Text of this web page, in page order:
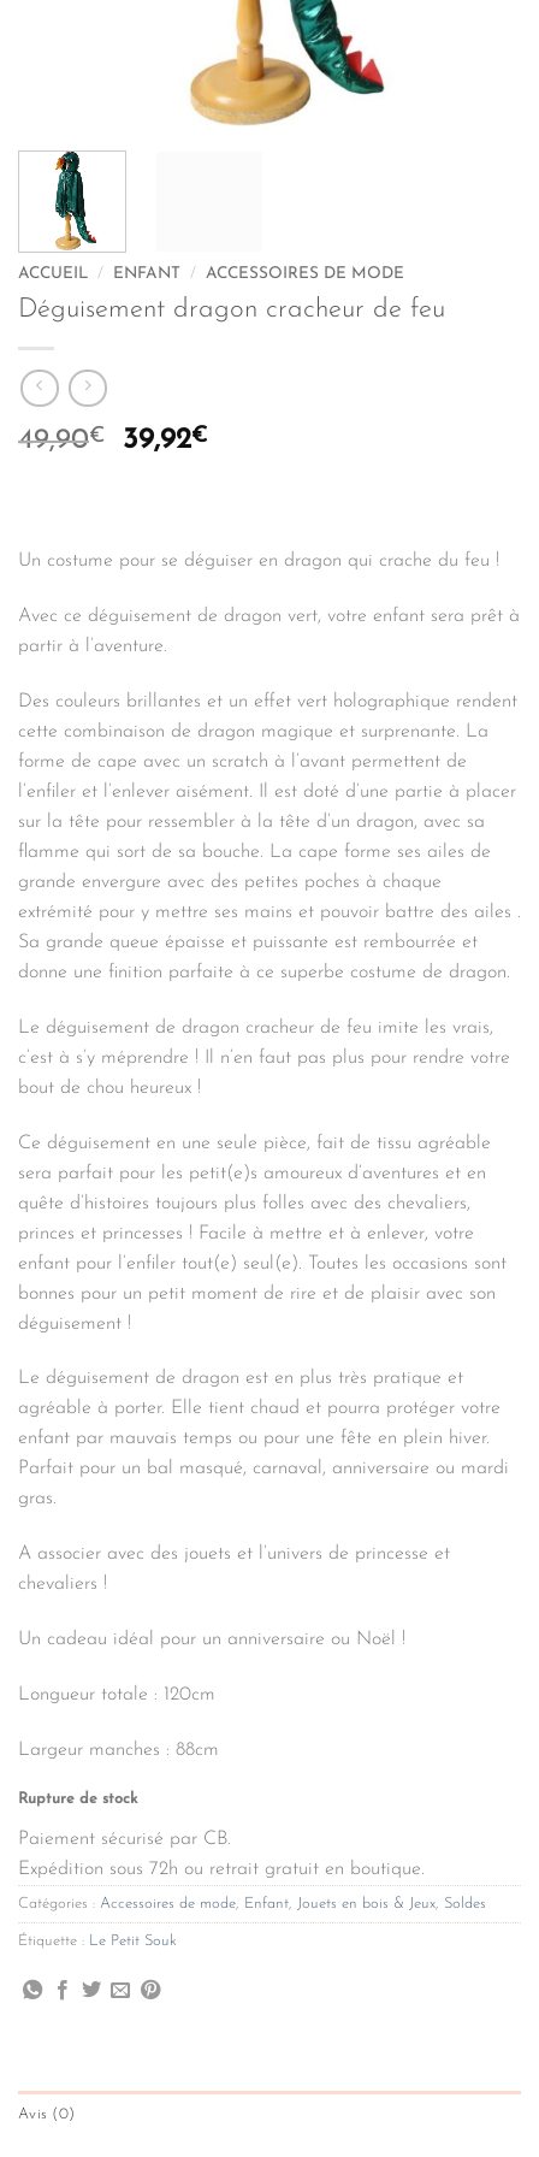
ACCUEIL / ENFANT / ACCESSOIRES DE MODE
Déguisement dragon cracheur de feu
49,90€
Le
49,90€.
39,92€Le
39,92€.
Un costume pour se déguiser en dragon qui crache du feu !
Avec ce déguisement de dragon vert, votre enfant sera prêt à
partir à l’aventure.
Des couleurs brillantes et un effet vert holographique rendent
cette combinaison de dragon magique et surprenante. La
forme de cape avec un scratch à l’avant permettent de
l’enfiler et l’enlever aisément. Il est doté d’une partie à placer
sur la tête pour ressembler à la tête d’un dragon, avec sa
flamme qui sort de sa bouche. La cape forme ses ailes de
grande envergure avec des petites poches à chaque
extrémité pour y mettre ses mains et pouvoir battre des ailes .
Sa grande queue épaisse et puissante est rembourrée et
donne une finition parfaite à ce superbe costume de dragon.
Le déguisement de dragon cracheur de feu imite les vrais,
c’est à s’y méprendre ! Il n’en faut pas plus pour rendre votre
bout de chou heureux !
Ce déguisement en une seule pièce, fait de tissu agréable
sera parfait pour les petit(e)s amoureux d’aventures et en
quête d’histoires toujours plus folles avec des chevaliers,
princes et princesses ! Facile à mettre et à enlever, votre
enfant pour l’enfiler tout(e) seul(e). Toutes les occasions sont
bonnes pour un petit moment de rire et de plaisir avec son
déguisement !
Le déguisement de dragon est en plus très pratique et
agréable à porter. Elle tient chaud et pourra protéger votre
enfant par mauvais temps ou pour une fête en plein hiver.
Parfait pour un bal masqué, carnaval, anniversaire ou mardi
gras.
A associer avec des jouets et l’univers de princesse et
chevaliers !
Un cadeau idéal pour un anniversaire ou Noël !
Longueur totale : 120cm
Largeur manches : 88cm
Rupture de stock
Paiement sécurisé par CB.
Expédition sous 72h ou retrait gratuit en boutique.
Catégories : Accessoires de mode, Enfant, Jouets en bois & Jeux, Soldes
Étiquette : Le Petit Souk
Avis (0)